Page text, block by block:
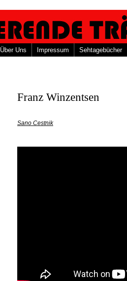
Über Uns Impressum Sehtagebücher
Franz Winzentsen
Sano Cestnik